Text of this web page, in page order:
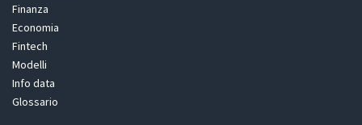
Finanza
Economia
Fintech
Modelli
Info data
Glossario